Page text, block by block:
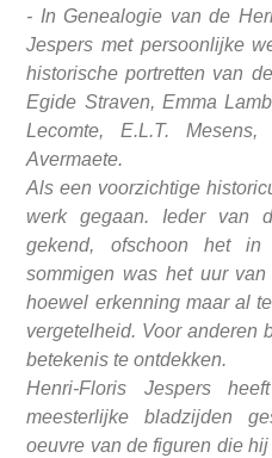
- In Genealogie van de
Jespers met persoonlijke
historische portretten van
Egide Straven, Emma
Lecomte, E.L.T.
Avermaete.
Als een voorzichtige
werk gegaan. Ieder van
gekend, ofschoon het
sommigen was het uur
hoewel erkenning maar al
vergetelheid. Voor anderen
betekenis te ontdekken.
Henri-Floris Jespers
meesterlijke bladzijden
oeuvre van de figuren die